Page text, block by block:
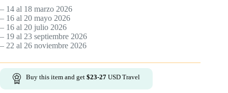
– 14 al 18 marzo 2026
– 16 al 20 mayo 2026
– 16 al 20 julio 2026
– 19 al 23 septiembre 2026
– 22 al 26 noviembre 2026
Buy this item and get $23-27 USD Travel